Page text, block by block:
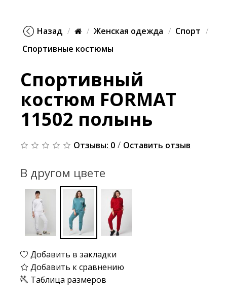
Назад Женская одежда
Спорт
Спортивные костюмы
Спортивный
костюм FORMAT
11502 полынь
Отзывы: 0 / Оставить отзыв
В другом цвете
Добавить в закладки
Добавить к сравнению
Таблица размеров